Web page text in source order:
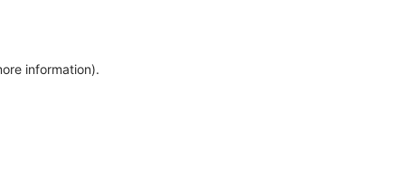
information).